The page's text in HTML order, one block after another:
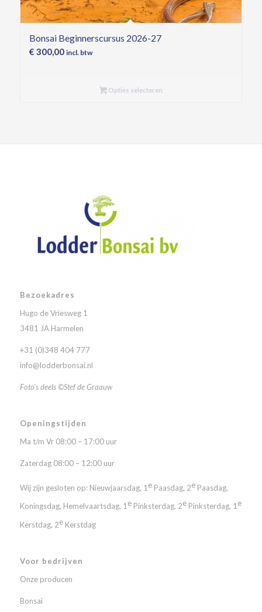
Bonsai Beginnerscursus 2026-27
€ 300,00 incl. btw
Opties selecteren
Bezoekadres
Hugo de Vriesweg 1
3481 JA Harmelen
+31 (0)348 404 777
info@lodderbonsai.nl
Foto’s deels ©Stef de Graauw
Openingstijden
Ma t/m Vr 08:00 – 17:00 uur
Zaterdag 08:00 – 12:00 uur
Wij zijn gesloten op: Nieuwjaarsdag, 1ePaasdag, 2ePaasdag,
Koningsdag, Hemelvaartsdag, 1ePinksterdag, 2ePinksterdag, 1e
Kerstdag, 2eKerstdag
Voor bedrijven
Onze producen
Bonsai